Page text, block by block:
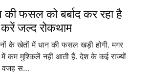
की फसल को बर्बाद कर रहा है
जल्द रोकथाम
के खेतों में धान की फसल खड़ी होगी. मगर
कम मुश्किलें नहीं आती हैं. देश के कई राज्यों
वजह स…